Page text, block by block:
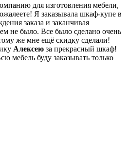
для изготовления мебели,
Я заказывала шкаф-купе в
заказа и заканчивая
не было. Все было сделано очень
же мне ещё скидку сделали!
Алексею за прекрасный шкаф!
мебель буду заказывать только